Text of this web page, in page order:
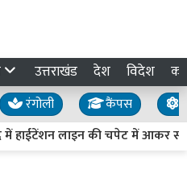
उत्तराखंड देश विदेश
रंगोली कैंपस
में हाईटेंशन लाइन की चपेट में आकर